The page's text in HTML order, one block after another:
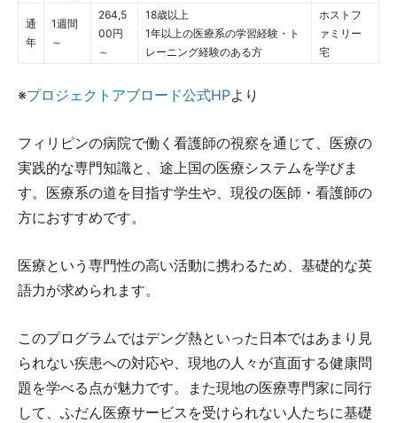
通
年
1週間
～
264,5
00円
～
18歳以上
1年以上の医療系の学習経験・ト
レーニング経験のある方
ホストフ
ァミリー
宅
※プロジェクトアブロード公式HPより
フィリピンの病院で働く看護師の視察を通じて、医療の
実践的な専門知識と、途上国の医療システムを学びま
す。医療系の道を目指す学生や、現役の医師・看護師の
方におすすめです。
医療という専門性の高い活動に携わるため、基礎的な英
語力が求められます。
このプログラムではデング熱といった日本ではあまり見
られない疾患への対応や、現地の人々が直面する健康問
題を学べる点が魅力です。また現地の医療専門家に同行
して、ふだん医療サービスを受けられない人たちに基礎